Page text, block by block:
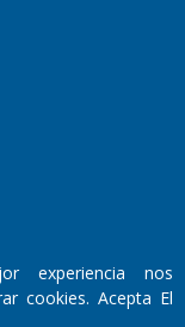
experiencia nos
cookies. Acepta El